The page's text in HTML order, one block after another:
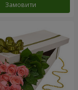
Замовити